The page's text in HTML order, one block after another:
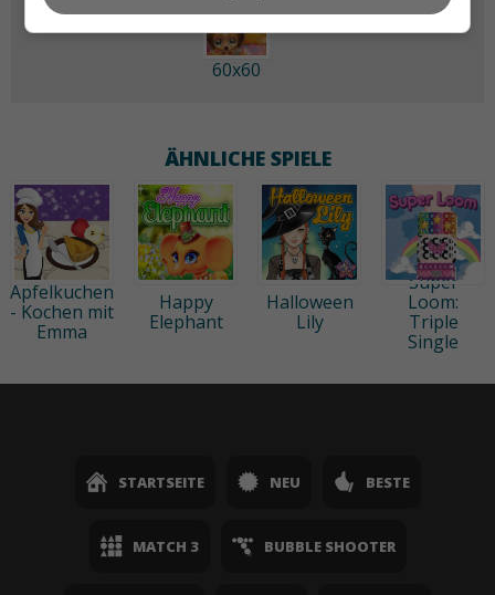
60x60
ÄHNLICHE SPIELE
Apfelkuchen
- Kochen mit
Emma
Happy
Elephant
Halloween
Lily
Super
Loom:
Triple
Single
STARTSEITE NEU BESTE
MATCH 3 BUBBLE SHOOTER